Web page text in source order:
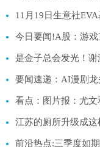
11月19日生意社
要闻速递：AI漫剧龙